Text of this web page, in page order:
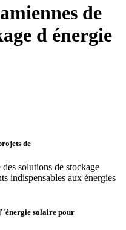
de
d énergie
de
solutions de stockage
indispensables aux énergies
solaire pour